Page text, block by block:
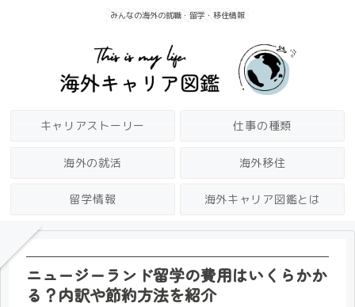
みんなの海外の就職・留学・移住情報
キャリアストーリー 仕事の種類
海外の就活 海外移住
留学情報 海外キャリア図鑑とは
ニュージーランド留学の費用はいくらかか
る？内訳や節約方法を紹介